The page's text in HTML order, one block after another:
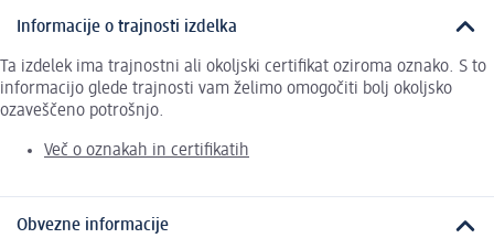
Informacije o trajnosti izdelka
Ta izdelek ima trajnostni ali okoljski certifikat oziroma oznako. S to
informacijo glede trajnosti vam želimo omogočiti bolj okoljsko
ozaveščeno potrošnjo.
Več o oznakah in certifikatih
Obvezne informacije